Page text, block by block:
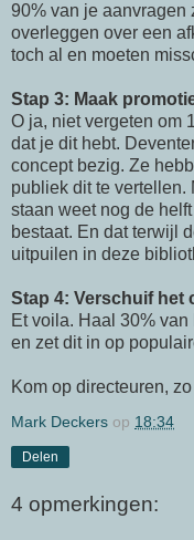
90% van je aanvragen
overleggen over een
toch al en moeten
Stap 3: Maak
O ja, niet vergeten om
dat je dit hebt.
concept bezig. Ze
publiek dit te vertellen.
staan weet nog de
bestaat. En dat terwijl
uitpuilen in deze
Stap 4: Verschuif het
Etvoila. Haal 30%
en zet dit in op
Kom op directeuren,
Mark Deckers op 18:34
Delen
4 opmerkingen: